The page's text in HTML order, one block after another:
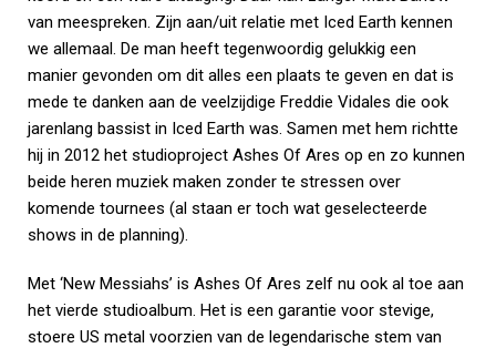
van meespreken. Zijn aan/uit relatie met Iced Earth kennen
we allemaal. De man heeft tegenwoordig gelukkig een
manier gevonden om dit alles een plaats te geven en dat is
mede te danken aan de veelzijdige Freddie Vidales die ook
jarenlang bassist in Iced Earth was. Samen met hem richtte
hij in 2012 het studioproject Ashes Of Ares op en zo kunnen
beide heren muziek maken zonder te stressen over
komende tournees (al staan er toch wat geselecteerde
shows in de planning).
Met ‘New Messiahs’ is Ashes Of Ares zelf nu ook al toe aan
het vierde studioalbum. Het is een garantie voor stevige,
stoere US metal voorzien van de legendarische stem van